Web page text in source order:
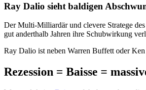
Ray Dalio sieht baldigen
Der Multi-Milliardär und clevere Stratege
gut anderthalb Jahren ihre Schubwirkung
Ray Dalio ist neben Warren Buffett oder
Rezession = Baisse =